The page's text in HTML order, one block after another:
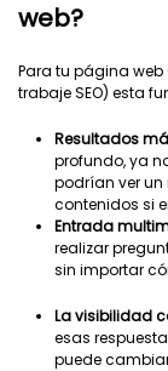
web?
Para tu página
trabaje SEO) esta
Resultados
profundo, ya
podrían ver un
contenidos si
Entrada
realizar
sin importar
La visibilidad
esas
puede